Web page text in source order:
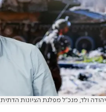
יהודה ולד, מנכ"ל מפלגת הציונות הדתית